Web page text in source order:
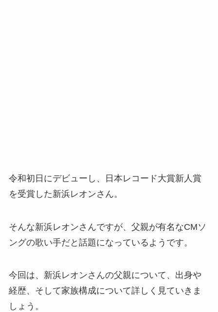
令和初日にデビューし、日本レコード大賞新人賞
を受賞した新浜レオンさん。
そんな新浜レオンさんですが、父親が有名なCMソ
ングの歌い手だと話題になっているようです。
今回は、新浜レオンさんの父親について、出身や
経歴、そして家族構成について詳しく見ていきま
しょう。